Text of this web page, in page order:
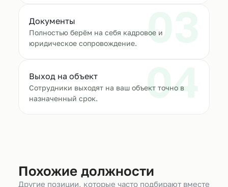
03
Документы
Полностью берём на себя кадровое и
юридическое сопровождение.
04
Выход на объект
Сотрудники выходят на ваш объект точно в
назначенный срок.
Похожие должности
Другие позиции, которые часто подбирают вместе